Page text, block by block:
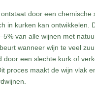
door een chemische
in kurken kan ontwikkelen.
van alle wijnen met
wanneer wijn te veel
door een slechte kurk of
proces maakt de wijn vlak